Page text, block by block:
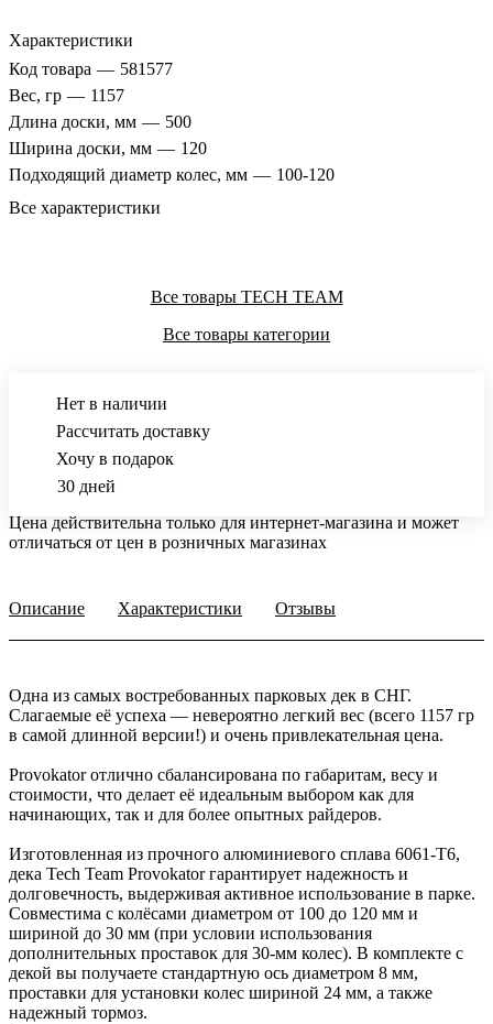
Характеристики
Код товара — 581577
Вес, гр — 1157
Длина доски, мм — 500
Ширина доски, мм — 120
Подходящий диаметр колес, мм — 100-120
Все характеристики
Все товары TECH TEAM
Все товары категории
Нет в наличии
Рассчитать доставку
Хочу в подарок
30 дней
Цена действительна только для интернет-магазина и может
отличаться от цен в розничных магазинах
Описание Характеристики Отзывы
Одна из самых востребованных парковых дек в СНГ.
Слагаемые её успеха — невероятно легкий вес (всего 1157 гр
в самой длинной версии!) и очень привлекательная цена.
Provokator отлично сбалансирована по габаритам, весу и
стоимости, что делает её идеальным выбором как для
начинающих, так и для более опытных райдеров.
Изготовленная из прочного алюминиевого сплава 6061-Т6,
дека Tech Team Provokator гарантирует надежность и
долговечность, выдерживая активное использование в парке.
Совместима с колёсами диаметром от 100 до 120 мм и
шириной до 30 мм (при условии использования
дополнительных проставок для 30-мм колес). В комплекте с
декой вы получаете стандартную ось диаметром 8 мм,
проставки для установки колес шириной 24 мм, а также
надежный тормоз.